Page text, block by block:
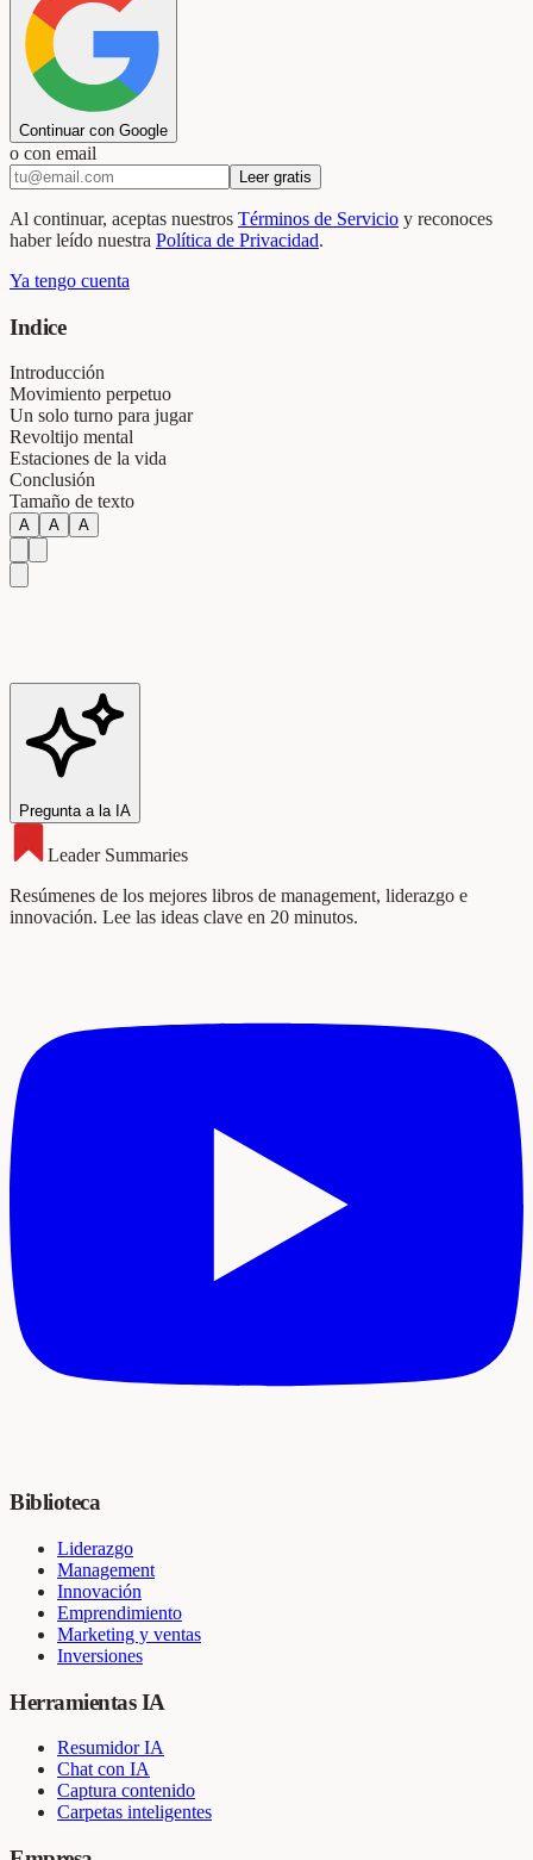
Continuar con Google
o con email
Leer gratis
Al continuar, aceptas nuestros Términos de Servicio y reconoces
haber leído nuestra Política de Privacidad.
Ya tengo cuenta
Indice
Introducción
Movimiento perpetuo
Un solo turno para jugar
Revoltijo mental
Estaciones de la vida
Conclusión
Tamaño de texto
A A A
Pregunta a la IA
Leader Summaries
Resúmenes de los mejores libros de management, liderazgo e
innovación. Lee las ideas clave en 20 minutos.
Biblioteca
Liderazgo
Management
Innovación
Emprendimiento
Marketing y ventas
Inversiones
Herramientas IA
Resumidor IA
Chat con IA
Captura contenido
Carpetas inteligentes